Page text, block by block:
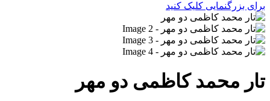
برای بزرگنمایی کلیک کنید
تار محمد کاظمی دو مهر